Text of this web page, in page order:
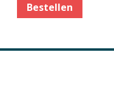
Keuken
Bestellen